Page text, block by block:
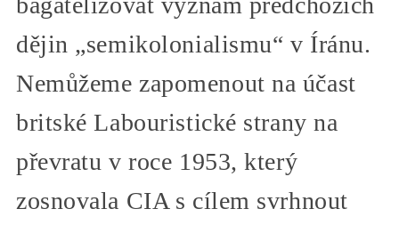
dějin „semikolonialismu“ v Íránu.
Nemůžeme zapomenout na účast
britské Labouristické strany na
převratu v roce 1953, který
zosnovala CIA s cílem svrhnout